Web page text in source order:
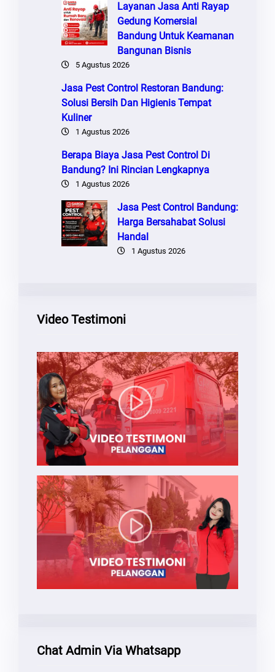
Layanan Jasa Anti Rayap
Gedung Komersial
Bandung Untuk Keamanan
Bangunan Bisnis
5 Agustus 2026
Jasa Pest Control Restoran Bandung:
Solusi Bersih Dan Higienis Tempat
Kuliner
1 Agustus 2026
Berapa Biaya Jasa Pest Control Di
Bandung? Ini Rincian Lengkapnya
1 Agustus 2026
Jasa Pest Control Bandung:
Harga Bersahabat Solusi
Handal
1 Agustus 2026
Video Testimoni
Chat Admin Via Whatsapp